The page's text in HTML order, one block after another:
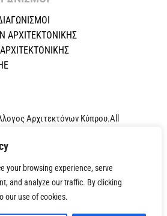
your browsing experience, serve
and analyze our traffic. By clicking
our use of cookies.
ΑΡΧΙΤΕΚΤΟΝΙΚΗΣ
Αρχιτεκτόνων Κύπρου.All